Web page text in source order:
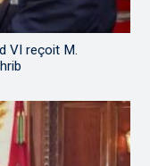
VI reçoit M.